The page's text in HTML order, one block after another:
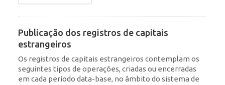
Publicação dos registros de capitais
estrangeiros
Os registros de capitais estrangeiros contemplam os
seguintes tipos de operações, criadas ou encerradas
em cada período data-base, no âmbito do sistema de